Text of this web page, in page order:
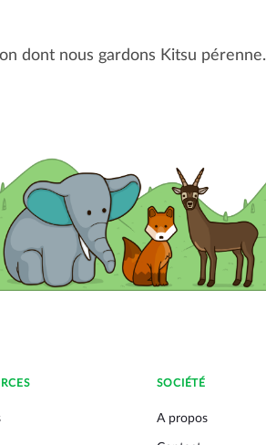
dont nous gardons Kitsu pérenne.
SOCIÉTÉ
A propos